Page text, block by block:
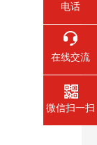
电话
在线交流
微信扫一扫